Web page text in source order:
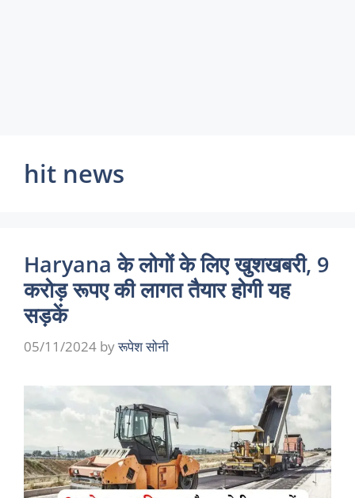
hit news
Haryana के लोगों के लिए खुशखबरी, 9
करोड़ रूपए की लागत तैयार होगी यह
सड़कें
05/11/2024 byरूपेश सोनी